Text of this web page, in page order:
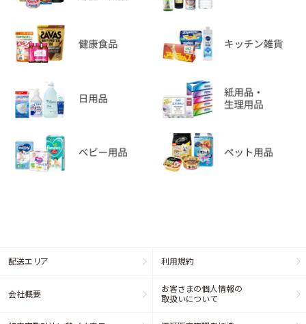
配送エリア 利用規約
会社概要
お客さまの個人情報の
取扱いについて